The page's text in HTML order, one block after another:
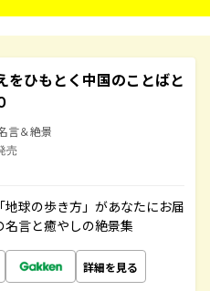
をひもとく中国のことばと
言＆絶景
売
球の歩き方」があなたにお届
言と癒やしの絶景集
詳細を見る